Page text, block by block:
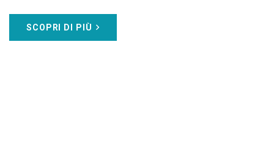
SCOPRI DI PIÙ